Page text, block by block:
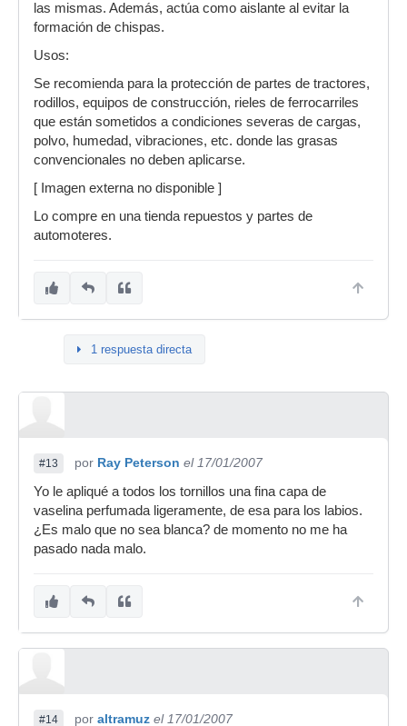
las mismas. Además, actúa como aislante al evitar la
formación de chispas.
Usos:
Se recomienda para la protección de partes de tractores,
rodillos, equipos de construcción, rieles de ferrocarriles
que están sometidos a condiciones severas de cargas,
polvo, humedad, vibraciones, etc. donde las grasas
convencionales no deben aplicarse.
[ Imagen externa no disponible ]
Lo compre en una tienda repuestos y partes de
automoteres.
1 respuesta directa
#13 por Ray Peterson el 17/01/2007
Yo le apliqué a todos los tornillos una fina capa de
vaselina perfumada ligeramente, de esa para los labios.
¿Es malo que no sea blanca? de momento no me ha
pasado nada malo.
#14 por altramuz el 17/01/2007